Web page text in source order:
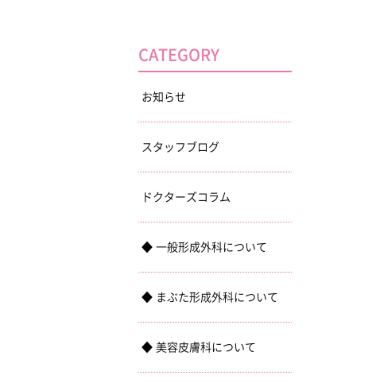
CATEGORY
お知らせ
スタッフブログ
ドクターズコラム
一般形成外科について
まぶた形成外科について
美容皮膚科について